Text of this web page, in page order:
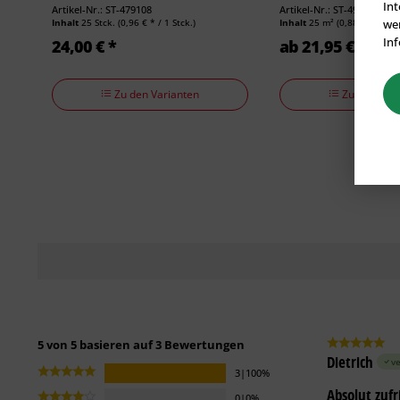
Artikel-Nr.: ST-479108
Inhalt 25 Stck. (0,96 € * / 1 Stck.)
24,00 € *
Zu den Varianten
Artikel-Nr.: ST-496091
Inhalt 25 m² (0,88 € * / 1
ab 21,95 € *
Zu den
5 von 5 basieren auf 3 Bewertungen
3|100%
Dietrich
Absolut